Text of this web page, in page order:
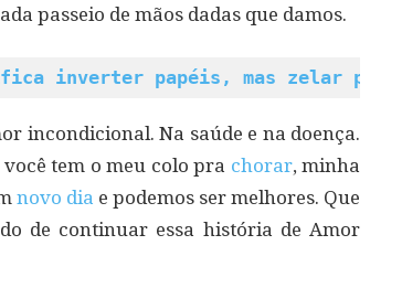
passeio de mãos dadas que damos.
inverter papéis, mas zelar por
incondicional. Na saúde e na doença.
tem o meu colo pra chorar, minha
novo dia e podemos ser melhores. Que
de continuar essa história de Amor